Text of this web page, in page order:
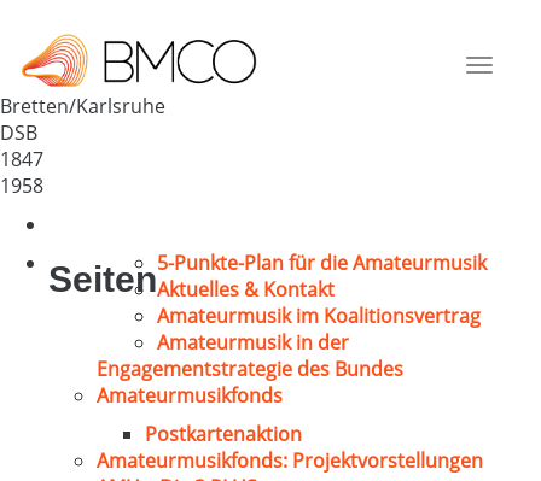
Toggle
Deutschland
75015
Bretten/Karlsruhe
DSB
1847
1958
Seiten5-Punkte-Plan für die Amateurmusik
Aktuelles & Kontakt
Amateurmusik im Koalitionsvertrag
Amateurmusik in der
Engagementstrategie des Bundes
Amateurmusikfonds
Postkartenaktion
Amateurmusikfonds: Projektvorstellungen